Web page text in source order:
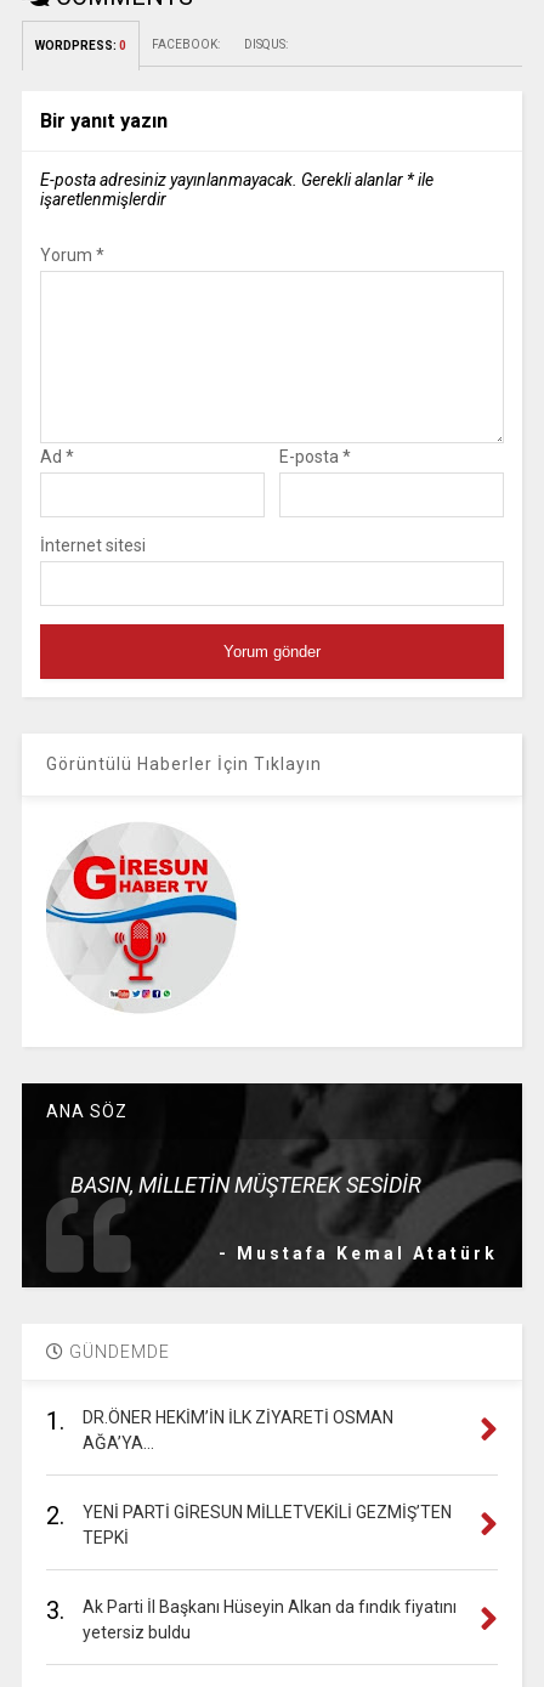
WORDPRESS: 0 FACEBOOK: DISQUS:
Bir yanıt yazın
E-posta adresiniz yayınlanmayacak. Gerekli alanlar *ile
işaretlenmişlerdir
Yorum *
Ad * E-posta *
İnternet sitesi
Görüntülü Haberler İçin Tıklayın
ANA SÖZ
BASIN, MİLLETİN MÜŞTEREK SESİDİR
- Mustafa Kemal Atatürk
GÜNDEMDE
1.
DR.ÖNER HEKİM’İN İLK ZİYARETİ OSMAN
AĞA’YA…
2.
YENİ PARTİ GİRESUN MİLLETVEKİLİ GEZMİŞ’TEN
TEPKİ
3.
Ak Parti İl Başkanı Hüseyin Alkan da fındık fiyatını
yetersiz buldu